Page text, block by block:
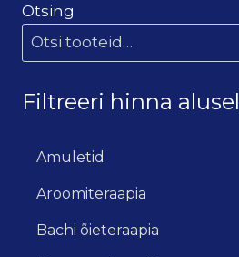
Otsing
Filtreeri hinna alusel
Amuletid
Aroomiteraapia
Bachi õieteraapia